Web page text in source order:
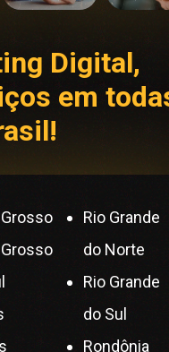
Digital,
em
Rio Grande
do Norte
Rio Grande
do Sul
Rondônia